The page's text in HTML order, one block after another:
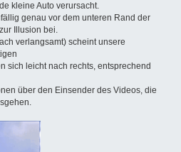
kleine Auto verursacht.
genau vor dem unteren Rand der
Illusion bei.
verlangsamt) scheint unsere
sich leicht nach rechts, entsprechend
über den Einsender des Videos, die